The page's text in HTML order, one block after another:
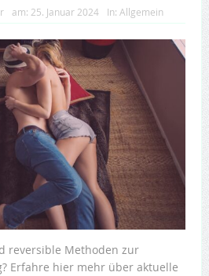
am: 25. Januar 2024 In: Allgemein
reversible Methoden zur
Erfahre hier mehr über aktuelle